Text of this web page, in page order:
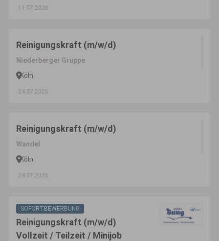
11.07.2026
Reinigungskraft (m/w/d)
Niederberger Gruppe
Köln
24.07.2026
Reinigungskraft (m/w/d)
Wandel
Köln
24.07.2026
SOFORTBEWERBUNG
Reinigungskraft (m/w/d)
Vollzeit / Teilzeit / Minijob